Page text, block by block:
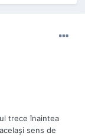
trece înaintea
sens de